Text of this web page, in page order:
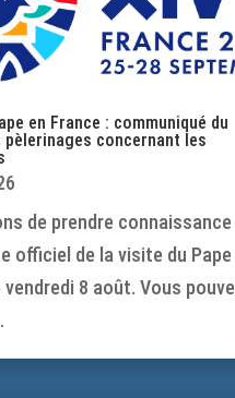
en France : communiqué du
pèlerinages concernant les
de prendre connaissance
officiel de la visite du Pape
vendredi 8 août. Vous